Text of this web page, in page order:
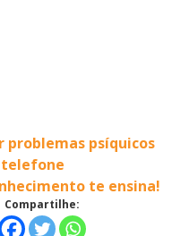
problemas psíquicos
telefone
te ensina!
Compartilhe: